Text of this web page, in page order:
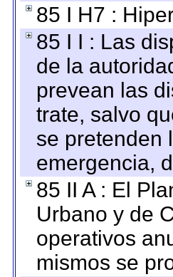
85 I H7 :
85 I I : Las
de la
prevean las
trate, salvo
se pretenden
emergencia,
85 II A : El
Urbano y de
operativos
mismos se